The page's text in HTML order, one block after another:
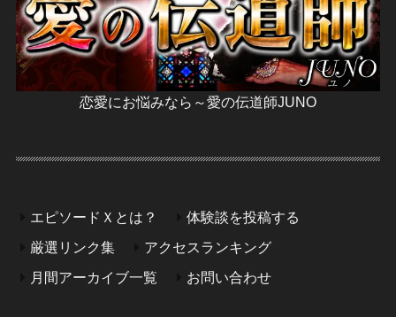
恋愛にお悩みなら～愛の伝道師JUNO
エピソードＸとは？
体験談を投稿する
厳選リンク集
アクセスランキング
月間アーカイブ一覧
お問い合わせ